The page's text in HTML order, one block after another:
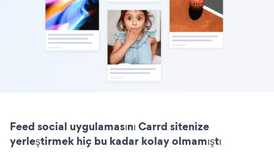
Feed social uygulamasını Carrd sitenize
yerleştirmek hiç bu kadar kolay olmamıştı